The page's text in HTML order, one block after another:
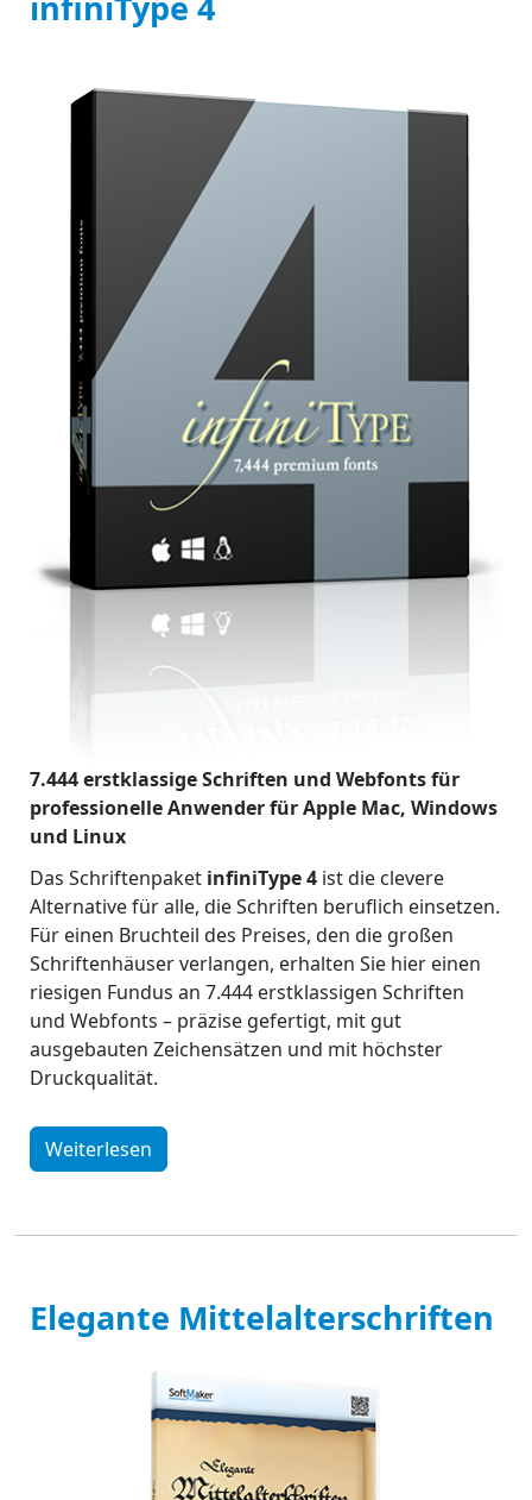
7.444 erstklassige Schriften und Webfonts für
professionelle Anwender für Apple Mac, Windows
und Linux
Das Schriftenpaket infiniType 4 ist die clevere
Alternative für alle, die Schriften beruflich einsetzen.
Für einen Bruchteil des Preises, den die großen
Schriftenhäuser verlangen, erhalten Sie hier einen
riesigen Fundus an 7.444 erstklassigen Schriften
und Webfonts – präzise gefertigt, mit gut
ausgebauten Zeichensätzen und mit höchster
Druckqualität.
Weiterlesen
Elegante Mittelalterschriften